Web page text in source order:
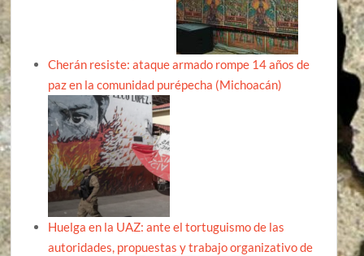
Cherán resiste: ataque armado rompe 14 años de
paz en la comunidad purépecha (Michoacán)
Huelga en la UAZ: ante el tortuguismo de las
autoridades, propuestas y trabajo organizativo de